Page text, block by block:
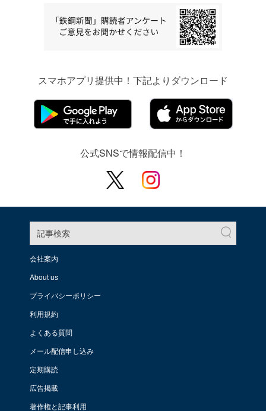
スマホアプリ提供中！下記よりダウンロード
公式SNSで情報配信中！
記事検索
会社案内
About us
プライバシーポリシー
利用規約
よくある質問
メール配信申し込み
定期購読
広告掲載
著作権と記事利用